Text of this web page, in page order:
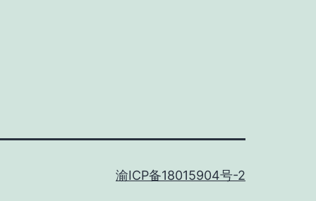
渝ICP备18015904号-2